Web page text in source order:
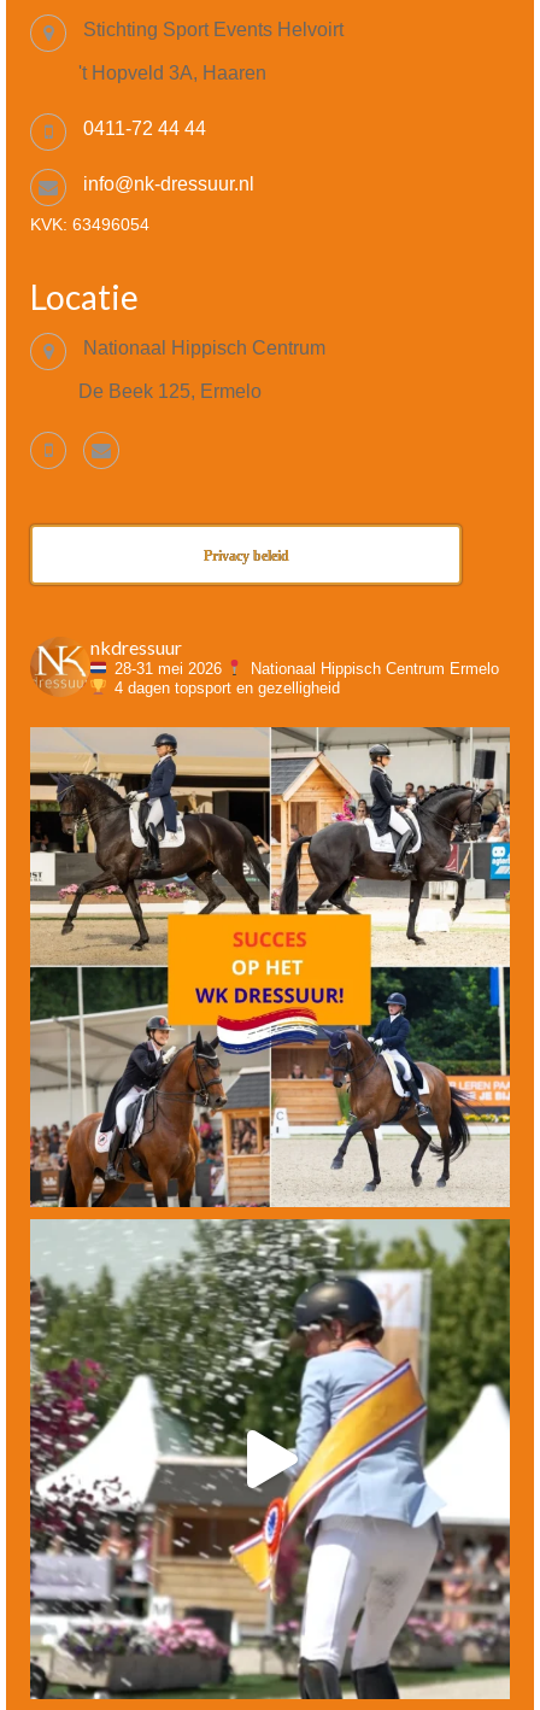
Stichting Sport Events Helvoirt
't Hopveld 3A, Haaren
0411-72 44 44
info@nk-dressuur.nl
KVK: 63496054
Locatie
Nationaal Hippisch Centrum
De Beek 125, Ermelo
Privacy beleid
nkdressuur
28-31 mei 2026
Nationaal Hippisch Centrum Ermelo
4 dagen topsport en gezelligheid